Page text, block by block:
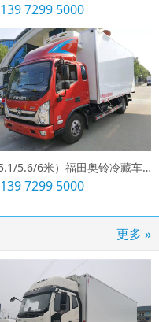
139 7299 5000
（5.1/5.6/6米）福田奥铃冷藏车价格
139 7299 5000
更多 »